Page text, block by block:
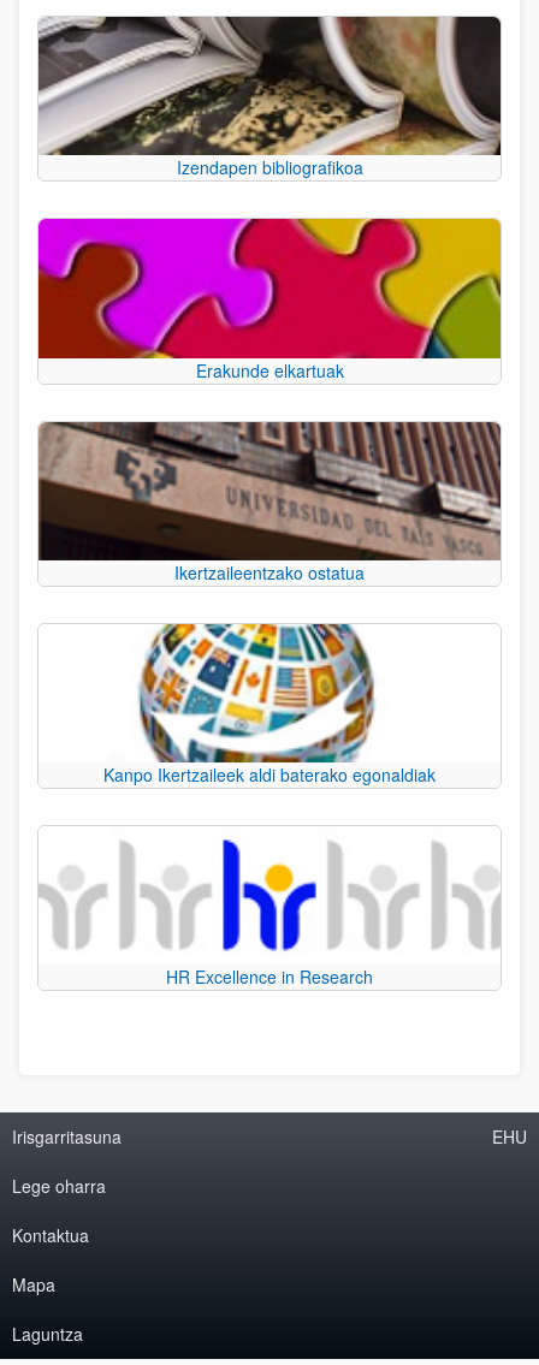
Izendapen bibliografikoa
Erakunde elkartuak
Ikertzaileentzako ostatua
Kanpo Ikertzaileek aldi baterako egonaldiak
HR Excellence in Research
Irisgarritasuna
Lege oharra
Kontaktua
Mapa
Laguntza
EHU